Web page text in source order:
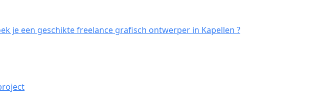
je een geschikte freelance grafisch ontwerper in Kapellen ?